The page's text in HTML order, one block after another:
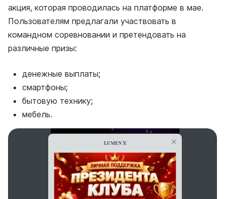
акция, которая проводилась на платформе в мае.
Пользователям предлагали участвовать в
командном соревновании и претендовать на
различные призы:
денежные выплаты;
смартфоны;
бытовую технику;
мебель.